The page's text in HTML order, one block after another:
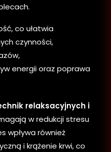
co ułatwia
czynności,
energii oraz poprawa
relaksacyjnych i
w redukcji stresu
wpływa również
i krążenie krwi, co